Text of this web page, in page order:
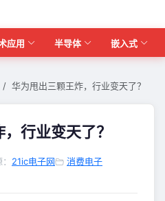
应用 半导体 嵌入式
华为甩出三颗王炸，行业变天了？
行业变天了？
21ic电子网
消费电子